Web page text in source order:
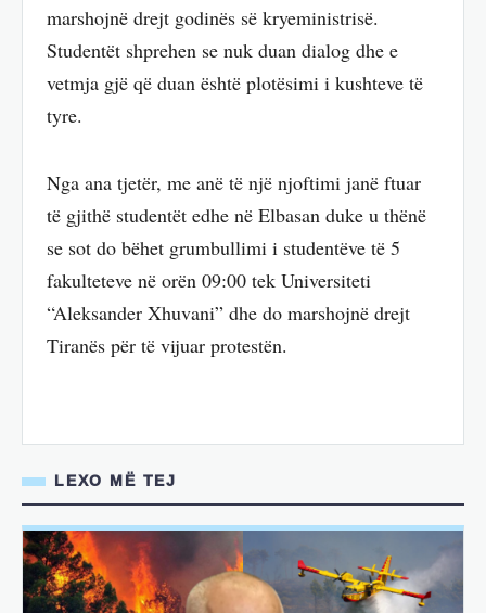
marshojnë drejt godinës së kryeministrisë.
Studentët shprehen se nuk duan dialog dhe e
vetmja gjë që duan është plotësimi i kushteve të
tyre.
Nga ana tjetër, me anë të një njoftimi janë ftuar
të gjithë studentët edhe në Elbasan duke u thënë
se sot do bëhet grumbullimi i studentëve të 5
fakulteteve në orën 09:00 tek Universiteti
“Aleksander Xhuvani” dhe do marshojnë drejt
Tiranës për të vijuar protestën.
LEXO MË TEJ